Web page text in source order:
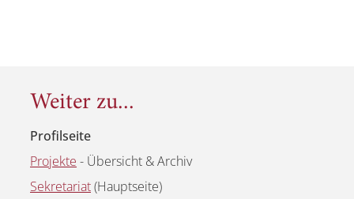
Weiter zu...
Profilseite
Projekte - Übersicht & Archiv
Sekretariat(Hauptseite)